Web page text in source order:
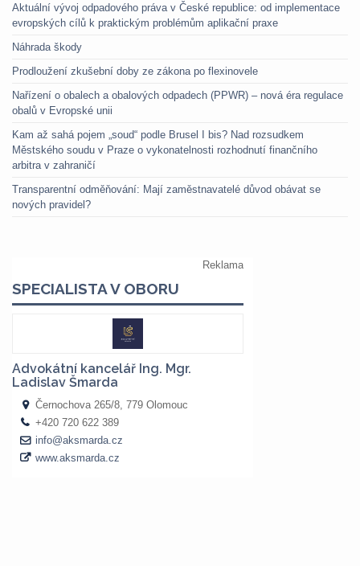
Aktuální vývoj odpadového práva v České republice: od implementace
evropských cílů k praktickým problémům aplikační praxe
Náhrada škody
Prodloužení zkušební doby ze zákona po flexinovele
Nařízení o obalech a obalových odpadech (PPWR) – nová éra regulace
obalů v Evropské unii
Kam až sahá pojem „soud“ podle Brusel I bis? Nad rozsudkem
Městského soudu v Praze o vykonatelnosti rozhodnutí finančního
arbitra v zahraničí
Transparentní odměňování: Mají zaměstnavatelé důvod obávat se
nových pravidel?